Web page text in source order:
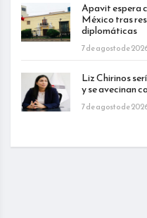
Apavit espera
México tras
diplomáticas
7 de agosto de
Liz Chirinos
y se avecinan
7 de agosto de